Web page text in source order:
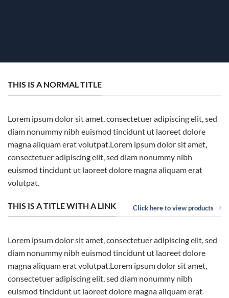
THIS IS A NORMAL TITLE
Lorem ipsum dolor sit amet, consectetuer adipiscing elit, sed
diam nonummy nibh euismod tincidunt ut laoreet dolore
magna aliquam erat volutpat.Lorem ipsum dolor sit amet,
consectetuer adipiscing elit, sed diam nonummy nibh
euismod tincidunt ut laoreet dolore magna aliquam erat
volutpat.
THIS IS A TITLE WITH A LINK Click here to view products
Lorem ipsum dolor sit amet, consectetuer adipiscing elit, sed
diam nonummy nibh euismod tincidunt ut laoreet dolore
magna aliquam erat volutpat.Lorem ipsum dolor sit amet,
consectetuer adipiscing elit, sed diam nonummy nibh
euismod tincidunt ut laoreet dolore magna aliquam erat